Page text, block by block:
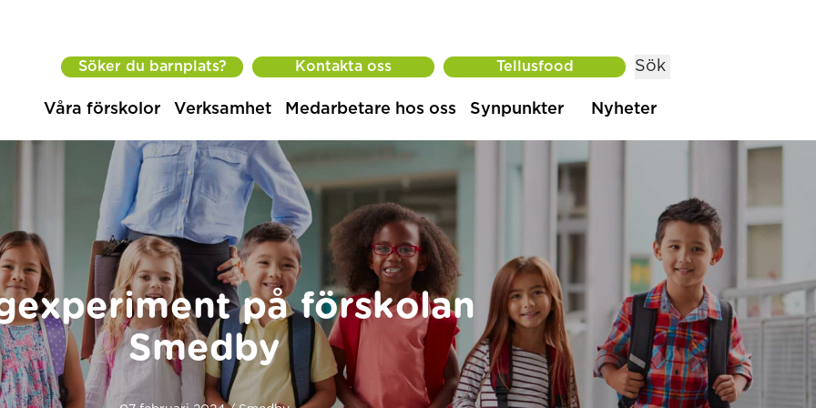
Söker du barnplats? Kontakta oss Tellusfood Sök
Våra förskolor Verksamhet Medarbetare hos oss Synpunkter Nyheter
på förskolan
Smedby